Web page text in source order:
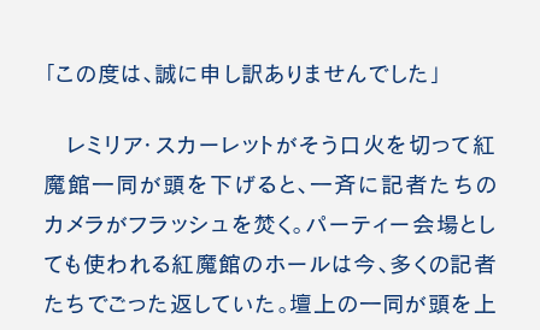
「この度は、誠に申し訳ありませんでした」
レミリア・スカーレットがそう口火を切って紅
魔館一同が頭を下げると、一斉に記者たちの
カメラがフラッシュを焚く。パーティー会場とし
ても使われる紅魔館のホールは今、多くの記者
たちでごった返していた。壇上の一同が頭を上